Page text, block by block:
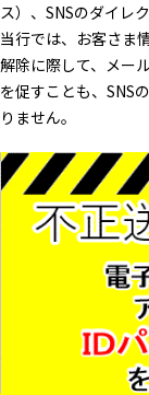
ス）、SNSのダイレ
当行では、お客さま
解除に際して、メー
を促すことも、SNS
りません。